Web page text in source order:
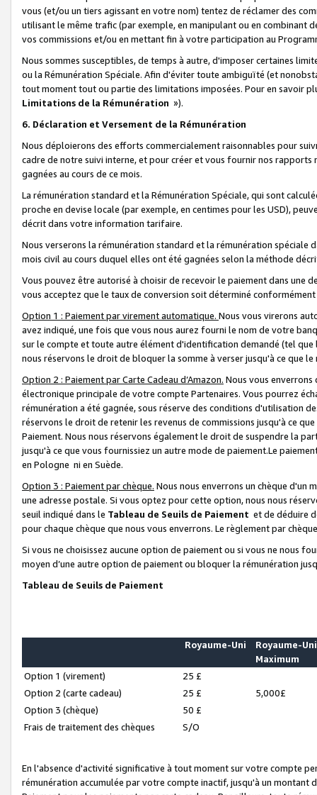
vous (et/ou un tiers agissant en votre nom) tentez de réclamer des
utilisant le même trafic (par exemple, en manipulant ou en combinant
vos commissions et/ou en mettant fin à votre participation au
Nous sommes susceptibles, de temps à autre, d'imposer certaines
ou la Rémunération Spéciale. Afin d'éviter toute ambiguïté (et
tout moment tout ou partie des limitations imposées. Pour en savoir
Limitations de la Rémunération »).
6. Déclaration et Versement de la Rémunération
Nous déploierons des efforts commercialement raisonnables pour
cadre de notre suivi interne, et pour créer et vous fournir nos
gagnées au cours de ce mois.
La rémunération standard et la Rémunération Spéciale, qui sont
proche en devise locale (par exemple, en centimes pour les USD),
décrit dans votre information tarifaire.
Nous verserons la rémunération standard et la rémunération spéciale
mois civil au cours duquel elles ont été gagnées selon la méthode
Vous pouvez être autorisé à choisir de recevoir le paiement dans une
vous acceptez que le taux de conversion soit déterminé
Option 1 : Paiement par virement automatique. Nous vous virerons
avez indiqué, une fois que vous nous aurez fourni le nom de votre
sur le compte et toute autre élément d'identification demandé (tel que
nous réservons le droit de bloquer la somme à verser jusqu'à ce que
Option 2 : Paiement par Carte Cadeau d’Amazon. Nous vous
électronique principale de votre compte Partenaires. Vous pourrez
rémunération a été gagnée, sous réserve des conditions d'utilisation
réservons le droit de retenir les revenus de commissions jusqu'à ce
Paiement. Nous nous réservons également le droit de suspendre la
jusqu'à ce que vous fournissiez un autre mode de paiement.Le
en Pologne ni en Suède.
Option 3 : Paiement par chèque. Nous nous enverrons un chèque d'un
une adresse postale. Si vous optez pour cette option, nous nous
seuil indiqué dans le Tableau de Seuils de Paiement et de déduire
pour chaque chèque que nous vous enverrons. Le règlement par
Si vous ne choisissez aucune option de paiement ou si vous ne nous
moyen d’une autre option de paiement ou bloquer la rémunération
Tableau de Seuils de Paiement
Royaume-Uni
Royaume-Uni
Maximum
Option 1 (virement)
25 £
Option 2 (carte cadeau)
25 £
5,000£
Option 3 (chèque)
50 £
Frais de traitement des chèques
S/O
En l'absence d'activité significative à tout moment sur votre compte
rémunération accumulée par votre compte inactif, jusqu'à un montant